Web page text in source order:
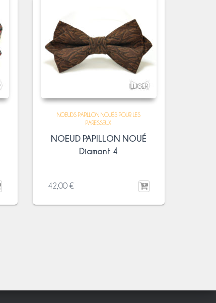
NOEUDS PAPILLON NOUÉS POUR LES
PARESSEUX
NOEUD PAPILLON NOUÉ
Diamant 4
42,00€